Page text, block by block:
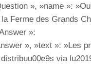
», »name »:
Ferme des Grands
»:
», »text »: »Les
via